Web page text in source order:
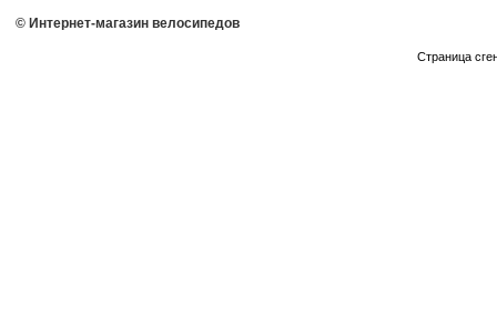
© Интернет-магазин велосипедов
Страница